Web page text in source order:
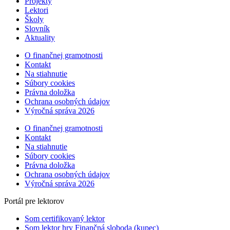
Lektori
Školy
Slovník
Aktuality
O finančnej gramotnosti
Kontakt
Na stiahnutie
Súbory cookies
Právna doložka
Ochrana osobných údajov
Výročná správa 2026
O finančnej gramotnosti
Kontakt
Na stiahnutie
Súbory cookies
Právna doložka
Ochrana osobných údajov
Výročná správa 2026
Portál pre lektorov
Som certifikovaný lektor
Som lektor hry Finančná sloboda (kupec)